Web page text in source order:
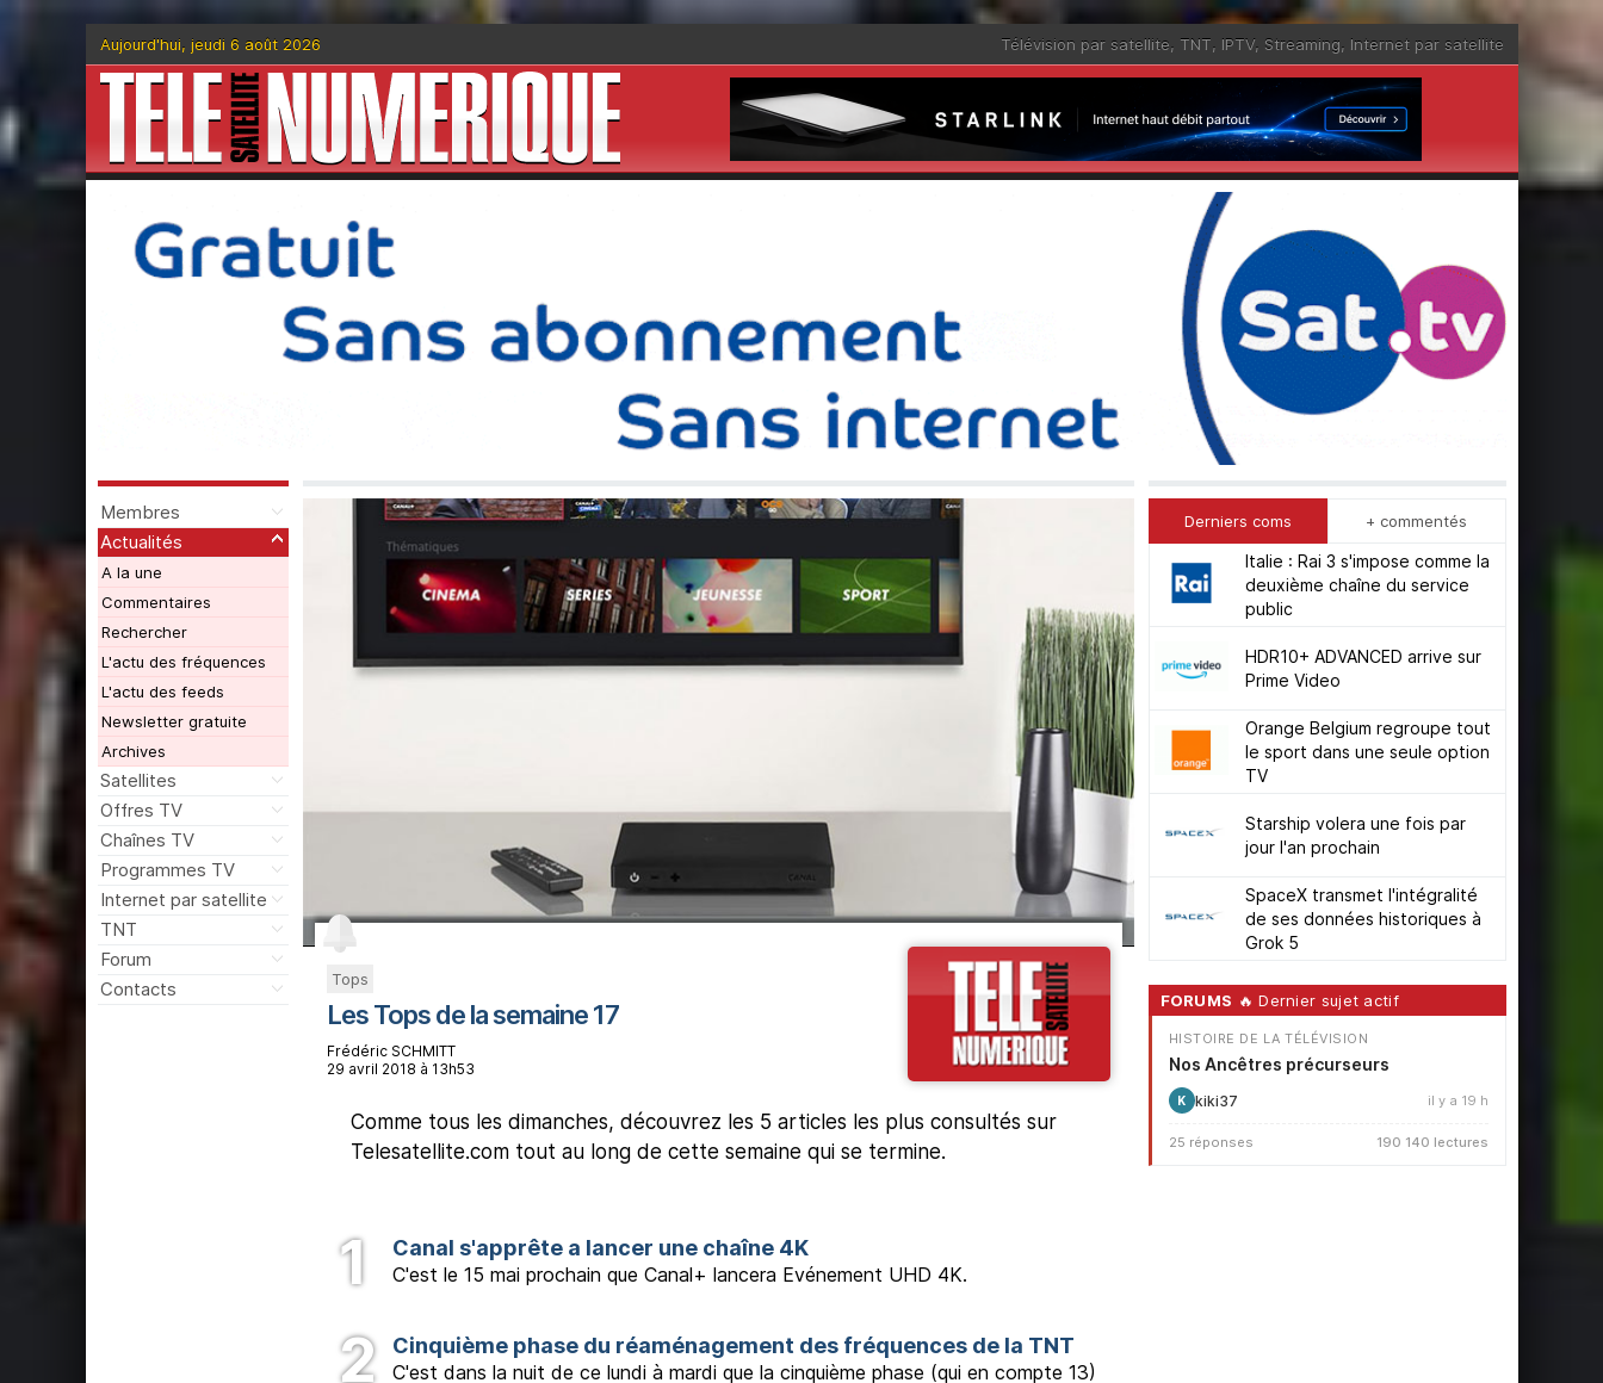
Aujourd'hui, jeudi 6 août 2026 Télévision par satellite, TNT, IPTV, Streaming, Internet par satellite
Membres
Actualités
A la une
Commentaires
Rechercher
L'actu des fréquences
L'actu des feeds
Newsletter gratuite
Archives
Satellites
Offres TV
Chaînes TV
Programmes TV
Internet par satellite
TNT
Forum
Contacts
Tops
Les Tops de la semaine 17
Frédéric SCHMITT
29 avril 2018 à 13h53
Comme tous les dimanches, découvrez les 5 articles les plus consultés sur
Telesatellite.com tout au long de cette semaine qui se termine.
Canal s'apprête a lancer une chaîne 4K
C'est le 15 mai prochain que Canal+ lancera Evénement UHD 4K.
Cinquième phase du réaménagement des fréquences de la TNT
C'est dans la nuit de ce lundi à mardi que la cinquième phase (qui en compte 13)
Derniers coms + commentés
Italie : Rai 3 s'impose comme la
deuxième chaîne du service
public
HDR10+ ADVANCED arrive sur
Prime Video
Orange Belgium regroupe tout
le sport dans une seule option
TV
Starship volera une fois par
jour l'an prochain
SpaceX transmet l'intégralité
de ses données historiques à
Grok 5
FORUMS 🔥 Dernier sujet actif
HISTOIRE DE LA TÉLÉVISION
Nos Ancêtres précurseurs
K kiki37 il y a 19 h
25 réponses 190 140 lectures